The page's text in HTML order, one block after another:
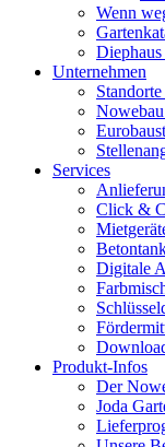
Wenn
Unternehmen
Services
Click &
Digitale
Produkt-Infos
Der
Joda